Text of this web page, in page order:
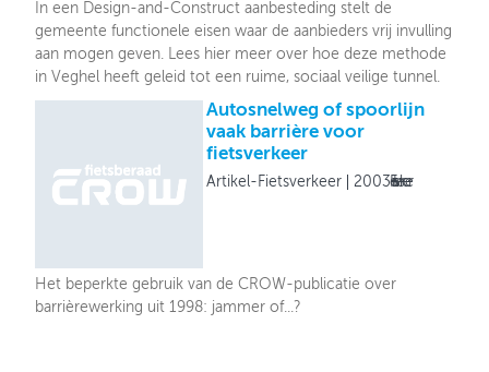
In een Design-and-Construct aanbesteding stelt de
gemeente functionele eisen waar de aanbieders vrij invulling
aan mogen geven. Lees hier meer over hoe deze methode
in Veghel heeft geleid tot een ruime, sociaal veilige tunnel.
Autosnelweg of spoorlijn
vaak barrière voor
fietsverkeer
Artikel-Fietsverkeer 2003Fietsverkeer
Het beperkte gebruik van de CROW-publicatie over
barrièrewerking uit 1998: jammer of...?